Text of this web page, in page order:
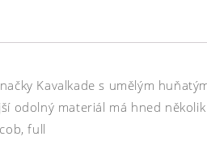
Kavalkade s umělým
odolný materiál má hned
full